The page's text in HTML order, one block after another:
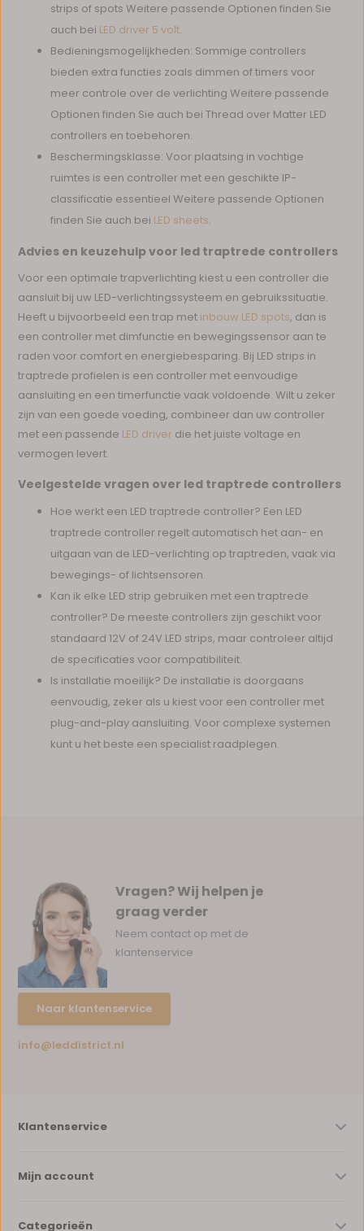
strips of spots Weitere passende Optionen finden Sie
auch bei LED driver 5 volt.
Bedieningsmogelijkheden: Sommige controllers
bieden extra functies zoals dimmen of timers voor
meer controle over de verlichting Weitere passende
Optionen finden Sie auch bei Thread over Matter LED
controllers en toebehoren.
Beschermingsklasse: Voor plaatsing in vochtige
ruimtes is een controller met een geschikte IP-
classificatie essentieel Weitere passende Optionen
finden Sie auch bei LED sheets.
Advies en keuzehulp voor led traptrede controllers
Voor een optimale trapverlichting kiest u een controller die
aansluit bij uw LED-verlichtingssysteem en gebruikssituatie.
Heeft u bijvoorbeeld een trap met inbouw LED spots, dan is
een controller met dimfunctie en bewegingssensor aan te
raden voor comfort en energiebesparing. Bij LED strips in
traptrede profielen is een controller met eenvoudige
aansluiting en een timerfunctie vaak voldoende. Wilt u zeker
zijn van een goede voeding, combineer dan uw controller
met een passende LED driver die het juiste voltage en
vermogen levert.
Veelgestelde vragen over led traptrede controllers
Hoe werkt een LED traptrede controller? Een LED
traptrede controller regelt automatisch het aan- en
uitgaan van de LED-verlichting op traptreden, vaak via
bewegings- of lichtsensoren.
Kan ik elke LED strip gebruiken met een traptrede
controller? De meeste controllers zijn geschikt voor
standaard 12V of 24V LED strips, maar controleer altijd
de specificaties voor compatibiliteit.
Is installatie moeilijk? De installatie is doorgaans
eenvoudig, zeker als u kiest voor een controller met
plug-and-play aansluiting. Voor complexe systemen
kunt u het beste een specialist raadplegen.
Vragen? Wij helpen je
graag verder
Neem contact op met de
klantenservice
Naar klantenservice
info@leddistrict.nl
Klantenservice
Mijn account
Categorieën